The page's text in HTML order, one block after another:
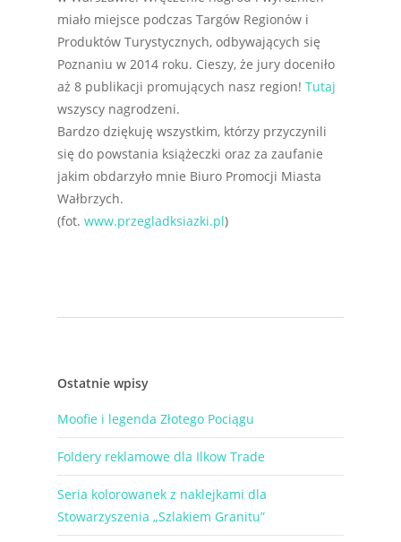
miało miejsce podczas Targów Regionów i
Produktów Turystycznych, odbywających się
Poznaniu w 2014 roku. Cieszy, że jury doceniło
aż 8 publikacji promujących nasz region!Tutaj
wszyscy nagrodzeni.
Bardzo dziękuję wszystkim, którzy przyczynili
się do powstania książeczki oraz za zaufanie
jakim obdarzyło mnie Biuro Promocji Miasta
Wałbrzych.
(fot.www.przegladksiazki.pl)
Ostatnie wpisy
Moofie i legenda Złotego Pociągu
Foldery reklamowe dla Ilkow Trade
Seria kolorowanek z naklejkami dla
Stowarzyszenia „Szlakiem Granitu”